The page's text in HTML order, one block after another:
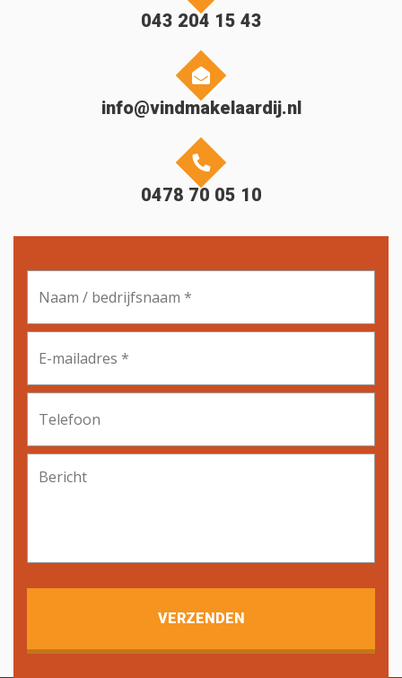
043 204 15 43
info@vindmakelaardij.nl
0478 70 05 10
bedrijfsnaam
*
mailadres *